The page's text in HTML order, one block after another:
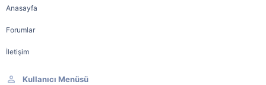
Anasayfa
Forumlar
İletişim
Kullanıcı Menüsü